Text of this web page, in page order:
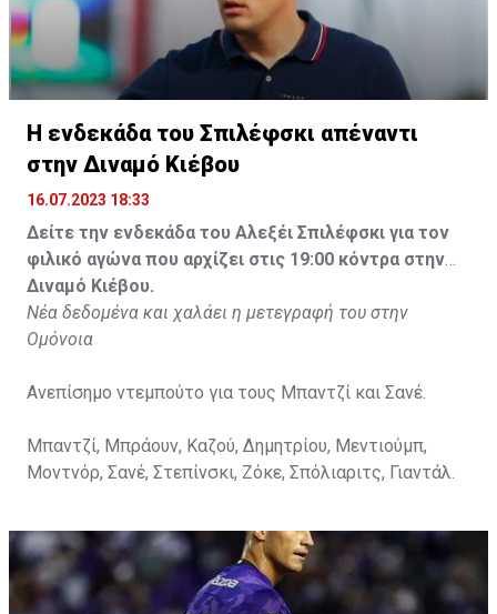
Η ενδεκάδα του Σπιλέφσκι απέναντι
στην Διναμό Κιέβου
16.07.2023 18:33
Δείτε την ενδεκάδα του Αλεξέι Σπιλέφσκι για τον
φιλικό αγώνα που αρχίζει στις 19:00 κόντρα στην
Διναμό Κιέβου.
Νέα δεδομένα και χαλάει η μετεγραφή του στην
Ομόνοια
Ανεπίσημο ντεμπούτο για τους Μπαντζί και Σανέ.
Μπαντζί, Μπράουν, Καζού, Δημητρίου, Μεντιούμπ,
Μοντνόρ, Σανέ, Στεπίνσκι, Ζόκε, Σπόλιαριτς, Γιαντάλ.